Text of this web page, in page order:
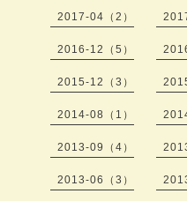
2017-04（2）
2016-12（5）
2015-12（3）
2014-08（1）
2013-09（4）
2013-06（3）